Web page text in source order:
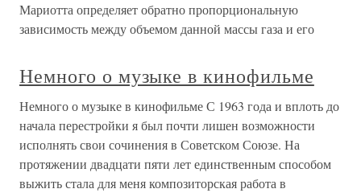
Мариотта определяет обратно пропорциональную
зависимость между объемом данной массы газа и его
Немного о музыке в кинофильме
Немного о музыке в кинофильме С 1963 года и вплоть до
начала перестройки я был почти лишен возможности
исполнять свои сочинения в Советском Союзе. На
протяжении двадцати пяти лет единственным способом
выжить стала для меня композиторская работа в